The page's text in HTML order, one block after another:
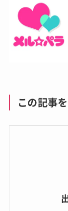
この記事